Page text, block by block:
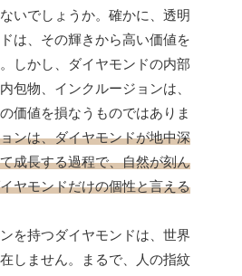
いでしょうか。確かに、透明
は、その輝きから高い価値を
しかし、ダイヤモンドの内部
包物、インクルージョンは、
価値を損なうものではありま
ンは、ダイヤモンドが地中深
成長する過程で、自然が刻ん
ヤモンドだけの個性と言える
を持つダイヤモンドは、世界
しません。まるで、人の指紋